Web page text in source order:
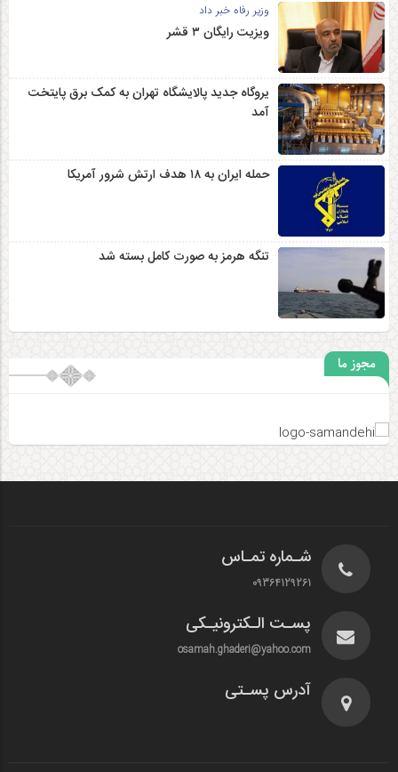
وزیر رفاه خبر داد
ویزیت رایگان ۳ قشر
یروگاه جدید پالایشگاه تهران به کمک برق پایتخت
آمد
حمله ایران به ۱۸ هدف ارتش شرور آمریکا
تنگه هرمز به صورت کامل بسته شد
مجوز ما
شـماره تمـاس
09364129261
پسـت الـکترونیـکی
osamah.ghaderi@yahoo.com
آدرس پسـتی